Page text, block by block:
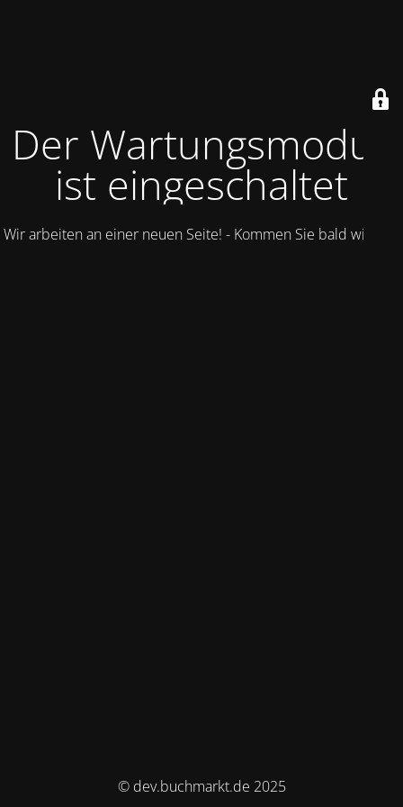
Der Wartungsmodus
ist eingeschaltet
Wir arbeiten an einer neuen Seite! - Kommen Sie bald wieder.
© dev.buchmarkt.de 2025